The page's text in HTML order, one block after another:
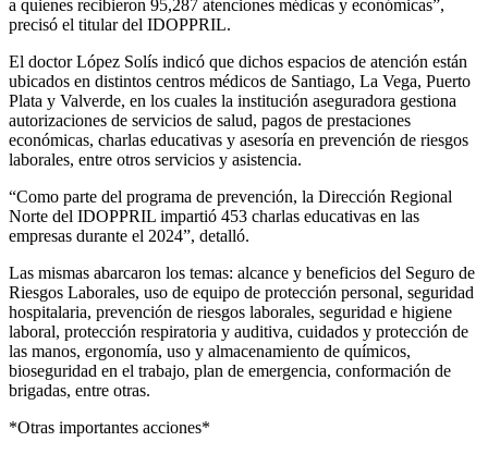
a quienes recibieron 95,287 atenciones médicas y económicas”,
precisó el titular del IDOPPRIL.
El doctor López Solís indicó que dichos espacios de atención están
ubicados en distintos centros médicos de Santiago, La Vega, Puerto
Plata y Valverde, en los cuales la institución aseguradora gestiona
autorizaciones de servicios de salud, pagos de prestaciones
económicas, charlas educativas y asesoría en prevención de riesgos
laborales, entre otros servicios y asistencia.
“Como parte del programa de prevención, la Dirección Regional
Norte del IDOPPRIL impartió 453 charlas educativas en las
empresas durante el 2024”, detalló.
Las mismas abarcaron los temas: alcance y beneficios del Seguro de
Riesgos Laborales, uso de equipo de protección personal, seguridad
hospitalaria, prevención de riesgos laborales, seguridad e higiene
laboral, protección respiratoria y auditiva, cuidados y protección de
las manos, ergonomía, uso y almacenamiento de químicos,
bioseguridad en el trabajo, plan de emergencia, conformación de
brigadas, entre otras.
*Otras importantes acciones*